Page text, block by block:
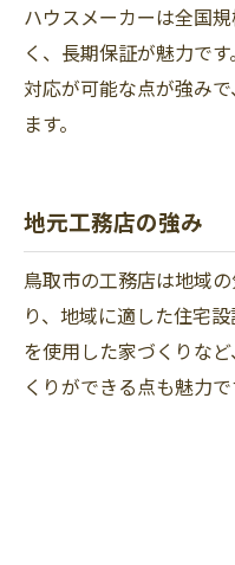
ハウスメーカーは全国
く、長期保証が魅力で
対応が可能な点が強み
ます。
地元工務店の強み
鳥取市の工務店は地域
り、地域に適した住宅
を使用した家づくりな
くりができる点も魅力で